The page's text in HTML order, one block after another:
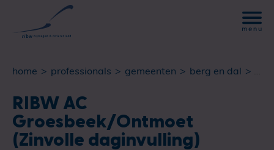
home professionals gemeenten berg en dal
RIBW AC
Groesbeek/Ontmoet
(Zinvolle daginvulling)